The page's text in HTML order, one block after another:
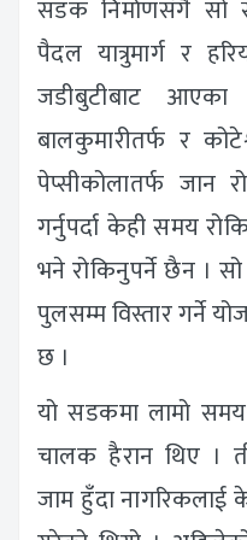
सडक निर्माणसँगै सो
पैदल यात्रुमार्ग र
जडीबुटीबाट आएका
बालकुमारीतर्फ र
पेप्सीकोलातर्फ
गर्नुपर्दा केही समय
भने रोकिनुपर्ने छैन ।
पुलसम्म विस्तार गर्ने
छ ।
यो सडकमा लामो
चालक हैरान थिए ।
जाम हुँदा नागरिकलाई